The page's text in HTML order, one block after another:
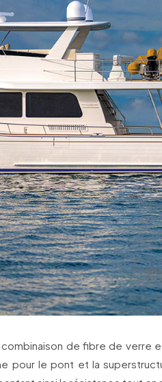
de fibre de verre
pour le pont et la